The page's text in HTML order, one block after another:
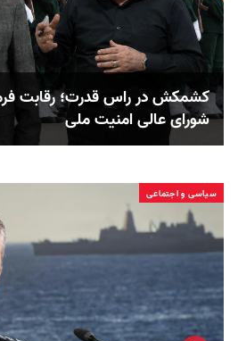
کشمکش در راس قدرت؛ رقابت
شورای عالی امنیت ملی
سیاسی و اجتماعی